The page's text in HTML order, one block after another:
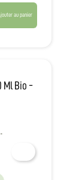
au panier
Ml Bio -